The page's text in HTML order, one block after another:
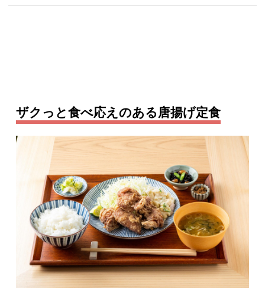
ザクっと食べ応えのある唐揚げ定食